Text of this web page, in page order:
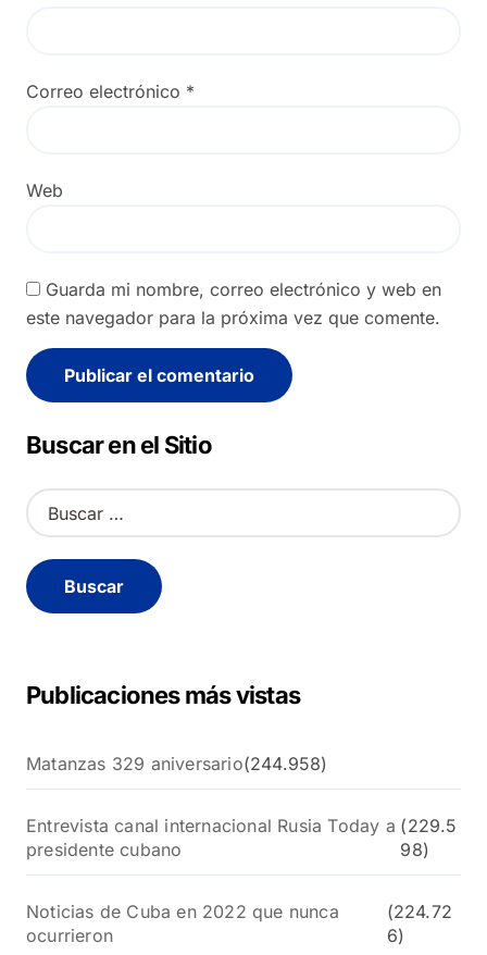
Correo electrónico *
Web
Guarda mi nombre, correo electrónico y web en
este navegador para la próxima vez que comente.
Alternative:
Buscar en el Sitio
B
u
c
a
Publicaciones más vistas
Matanzas 329 aniversario(244.958)
Entrevista canal internacional Rusia Today a
presidente cubano
(229.5
98)
Noticias de Cuba en 2022 que nunca
ocurrieron
(224.72
6)